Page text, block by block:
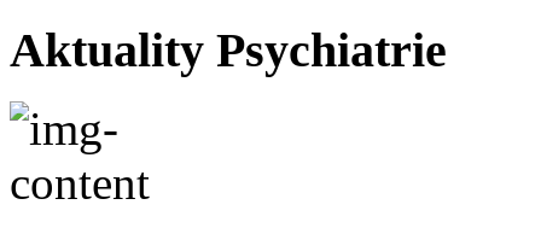
Aktuality Psychiatrie